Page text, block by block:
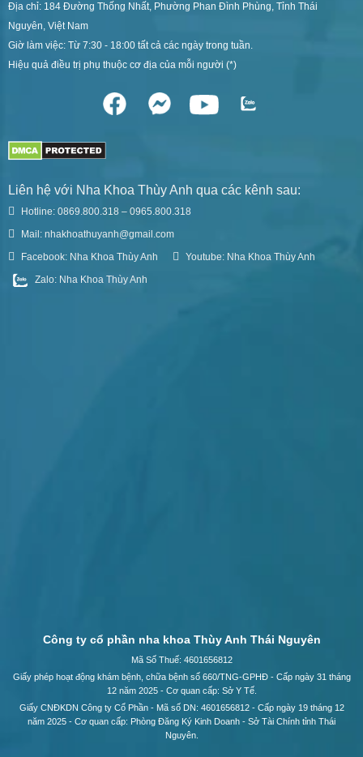
Địa chỉ: 184 Đường Thống Nhất, Phường Phan Đình Phùng, Tỉnh Thái
Nguyên, Việt Nam
Giờ làm việc: Từ 7:30 - 18:00 tất cả các ngày trong tuần.
Hiệu quả điều trị phụ thuộc cơ địa của mỗi người (*)
Liên hệ với Nha Khoa Thùy Anh qua các kênh sau:
Hotline: 0869.800.318 – 0965.800.318
Mail: nhakhoathuyanh@gmail.com
Facebook: Nha Khoa Thùy Anh
Youtube: Nha Khoa Thùy Anh
Zalo: Nha Khoa Thùy Anh
Công ty cổ phần nha khoa Thùy Anh Thái Nguyên
Mã Số Thuế: 4601656812
Giấy phép hoạt động khám bệnh, chữa bệnh số 660/TNG-GPHĐ - Cấp ngày 31 tháng
12 năm 2025 - Cơ quan cấp: Sở Y Tế.
Giấy CNĐKDN Công ty Cổ Phần - Mã số DN: 4601656812 - Cấp ngày 19 tháng 12
năm 2025 - Cơ quan cấp: Phòng Đăng Ký Kinh Doanh - Sở Tài Chính tỉnh Thái
Nguyên.